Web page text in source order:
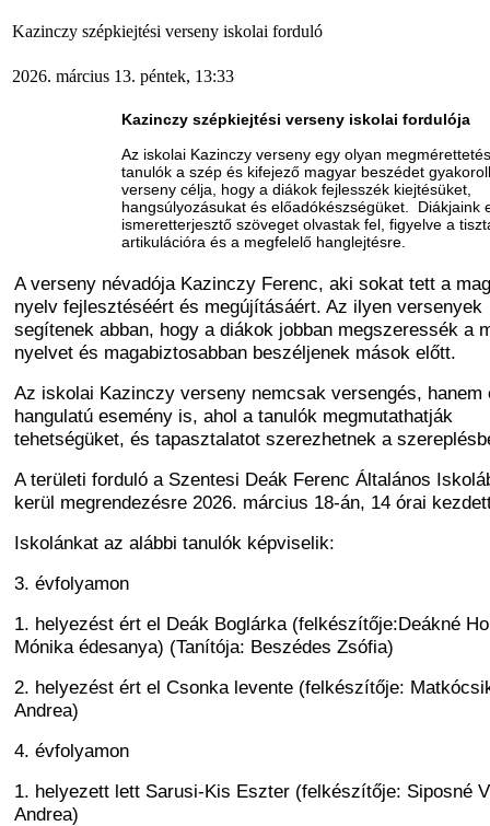
Kazinczy szépkiejtési verseny iskolai forduló
2026. március 13. péntek, 13:33
Kazinczy szépkiejtési verseny iskolai fordulója
Az iskolai Kazinczy verseny egy olyan
tanulók a szép és kifejező magyar beszédet
verseny célja, hogy a diákok fejlesszék kiejtésüket,
hangsúlyozásukat és előadókészségüket. Diákjaink
ismeretterjesztő szöveget olvastak fel, figyelve a
artikulációra és a megfelelő hanglejtésre.
A verseny névadója Kazinczy Ferenc, aki sokat tett a
nyelv fejlesztéséért és megújításáért. Az ilyen versenyek
segítenek abban, hogy a diákok jobban megszeressék a
nyelvet és magabiztosabban beszéljenek mások előtt.
Az iskolai Kazinczy verseny nemcsak versengés, hanem
hangulatú esemény is, ahol a tanulók megmutathatják
tehetségüket, és tapasztalatot szerezhetnek a
A területi forduló a Szentesi Deák Ferenc Általános
kerül megrendezésre 2026. március 18-án, 14 órai
Iskolánkat az alábbi tanulók képviselik:
3. évfolyamon
1. helyezést ért el Deák Boglárka (felkészítője:Deákné
Mónika édesanya) (Tanítója: Beszédes Zsófia)
2. helyezést ért el Csonka levente (felkészítője:
Andrea)
4. évfolyamon
1. helyezett lett Sarusi-Kis Eszter (felkészítője: Siposné
Andrea)